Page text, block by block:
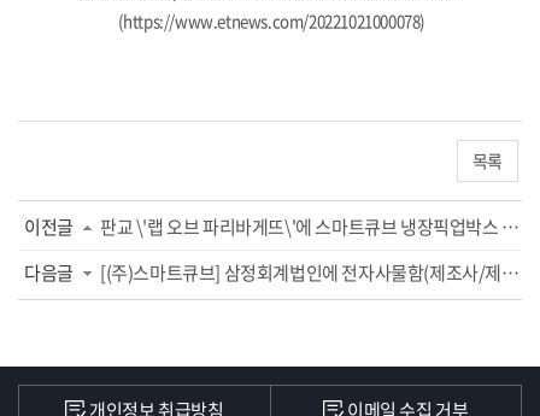
(https://www.etnews.com/20221021000078)
목록
이전글
판교 \'랩 오브 파리바게뜨\'에 스마트큐브 냉장픽업박스 설치
다음글
[(주)스마트큐브] 삼정회계법인에 전자사물함(제조사/제작사/공급사 스마트큐브) 설...
개인정보 취급방침 이메일 수집 거부